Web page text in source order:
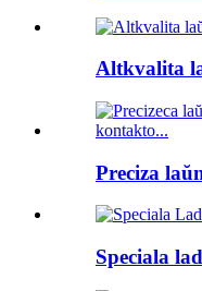
Altkvalita
Preciza
Speciala